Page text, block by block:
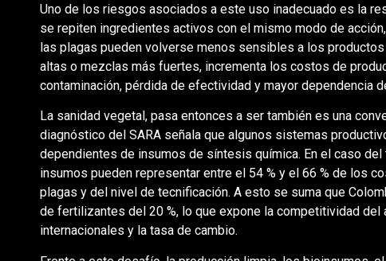
Uno de los riesgos asociados a este uso inadecuado es la
se repiten ingredientes activos con el mismo modo de
las plagas pueden volverse menos sensibles a los
altas o mezclas más fuertes, incrementa los costos de
contaminación, pérdida de efectividad y mayor dependencia
La sanidad vegetal, pasa entonces a ser también es una
diagnóstico del SARA señala que algunos sistemas
dependientes de insumos de síntesis química. En el caso
insumos pueden representar entre el 54 % y el 66 % de los
plagas y del nivel de tecnificación. A esto se suma que
de fertilizantes del 20 %, lo que expone la competitividad
internacionales y la tasa de cambio.